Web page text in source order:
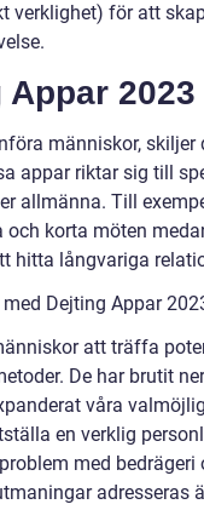
verklighet) för att
2023
människor, skiljer
appar riktar sig till
allmänna. Till
och korta möten
hitta långvariga
Dejting Appar
att träffa
De har brutit ner
våra
en verklig
med bedrägeri
adresseras